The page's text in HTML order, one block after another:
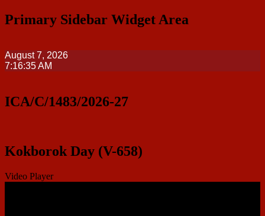
Primary Sidebar Widget Area
August 7, 2026
7:16:36 AM
ICA/C/1483/2026-27
Kokborok Day (V-658)
Video Player